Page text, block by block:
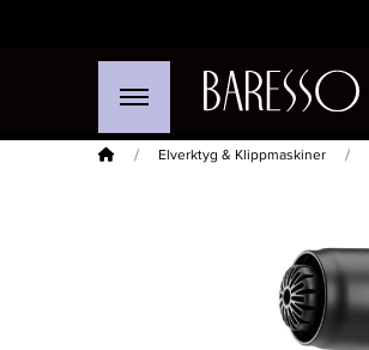
Hem Elverktyg & Klippmaskiner